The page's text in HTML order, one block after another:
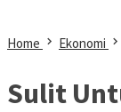
Home Ekonomi
Sulit